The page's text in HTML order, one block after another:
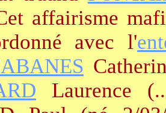
affairisme
avec l'
Laurence